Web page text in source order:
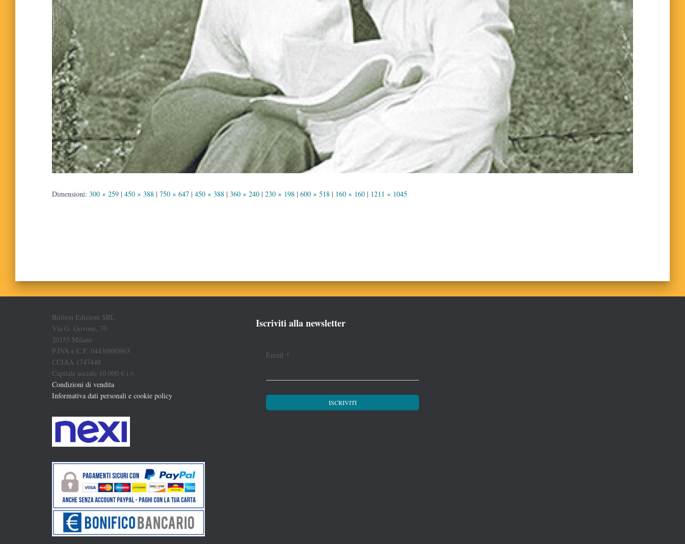
Dimensioni: 300 × 259 | 450 × 388 | 750 × 647 | 450 × 388 | 360 × 240 | 230 × 198 | 600 × 518 | 160 × 160 | 1211 × 1045
Biblion Edizioni SRL
Via G. Govone, 70
20155 Milano
P.IVA e C.F. 04430980963
CCIAA 1747448
Capitale sociale 10.000 € i.v.
Condizioni di vendita
Informativa dati personali e cookie policy
Iscriviti alla newsletter
Email *